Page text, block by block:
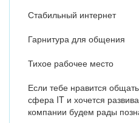
Стабильный интернет
Гарнитура для общения
Тихое рабочее место
Если тебе нравится
сфера IT и хочется
компании будем рады